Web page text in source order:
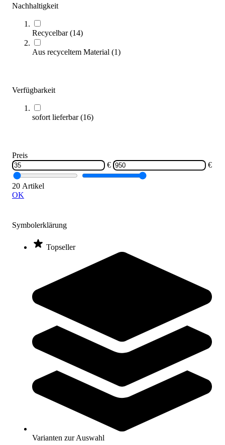
Nachhaltigkeit
Recycelbar(14)
Aus recyceltem Material (1)
Verfügbarkeit
sofort lieferbar(16)
Preis
€
€
20 Artikel
OK
Symbolerklärung
Topseller
Varianten zur Auswahl
Zum Produkt
Varianten zur Auswahl
Nur wenige auf Lager
Stapelstein® Dynamic Kinderhocker
Varianten zur Auswahl
Nur wenige auf Lager
Stapelstein® Spielmatte Mat
139,00 €
Nur wenige auf Lager